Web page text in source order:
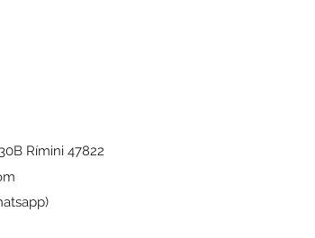
Rímini 47822